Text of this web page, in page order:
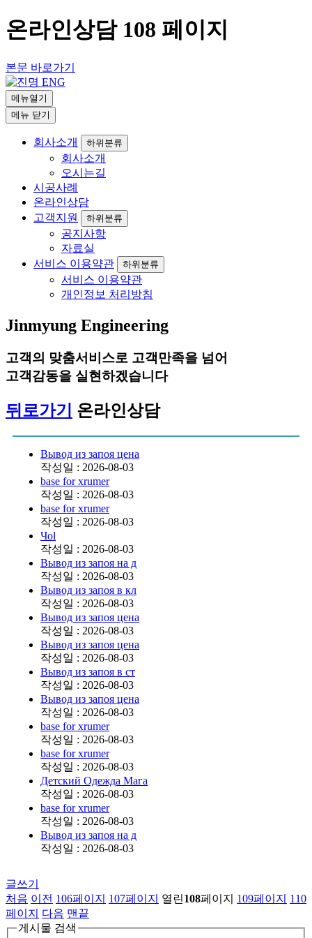
온라인상담 108 페이지
본문 바로가기
메뉴열기
메뉴 닫기
회사소개 하위분류
회사소개
오시는길
시공사례
온라인상담
고객지원
하위분류
공지사항
자료실
서비스 이용약관
하위분류
서비스 이용약관
개인정보 처리방침
Jinmyung Engineering
고객의 맞춤서비스로 고객만족을 넘어
고객감동을 실현하겠습니다
뒤로가기 온라인상담
Вывод из запоя цена
작성일 : 2026-08-03
base for xrumer
작성일 : 2026-08-03
base for xrumer
작성일 : 2026-08-03
Чоl
작성일 : 2026-08-03
Вывод из запоя на д
작성일 : 2026-08-03
Вывод из запоя в кл
작성일 : 2026-08-03
Вывод из запоя цена
작성일 : 2026-08-03
Вывод из запоя цена
작성일 : 2026-08-03
Вывод из запоя в ст
작성일 : 2026-08-03
Вывод из запоя цена
작성일 : 2026-08-03
base for xrumer
작성일 : 2026-08-03
base for xrumer
작성일 : 2026-08-03
Детский Одежда Мага
작성일 : 2026-08-03
base for xrumer
작성일 : 2026-08-03
Вывод из запоя на д
작성일 : 2026-08-03
글쓰기
처음 이전 106페이지 107페이지 열린108페이지 109페이지
110
페이지
다음 맨끝
게시물 검색